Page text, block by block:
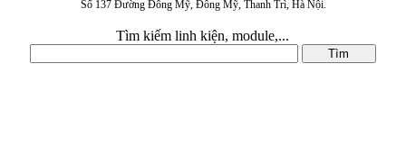
Số 137 Đường Đông Mỹ, Đông Mỹ, Thanh Trì, Hà Nội.
Tìm kiếm linh kiện, module,...